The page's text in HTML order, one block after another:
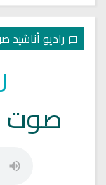
راديو
صوت